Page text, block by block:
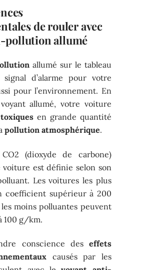
de rouler avec
pollution allumé
allumé sur le tableau
d’alarme pour votre
pour l’environnement. En
allumé, votre voiture
en grande quantité
pollution atmosphérique.
(dioxyde de carbone)
est définie selon son
Les voitures les plus
coefficient supérieur à 200
moins polluantes peuvent
100 g/km.
conscience des effets
causés par les